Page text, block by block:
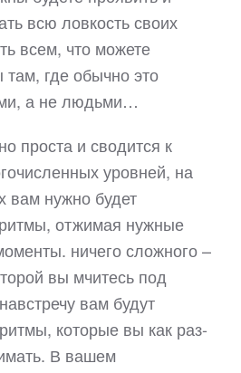
всю ловкость своих
всем, что можете
где обычно это
а не людьми…
проста и сводится к
уровней, на
вам нужно будет
отжимая нужные
ничего сложного –
вы мчитесь под
вам будут
которые вы как раз-
В вашем